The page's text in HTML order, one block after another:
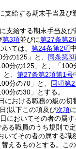
支給する期末手当及び
支給する期末手当及
第3項並びに第27条第2
いては、 第24条第2項
の125」と、 同条第3
分の125」と、「100
、 第27条第2項第1号
分の70」と、 同項第
分の30」とする。
における職務の級の切
(以下この項及び次項
においてその者の属
る職員のうち規則で
いてその者の属する職
えるものとする。
こ